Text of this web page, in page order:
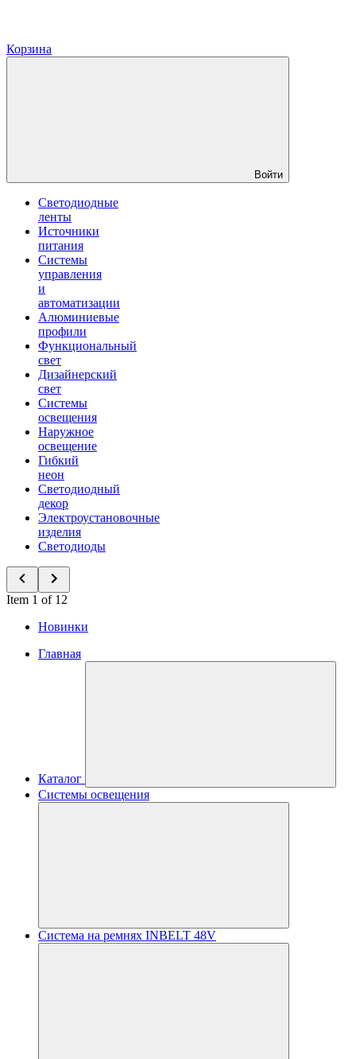
Корзина
Войти
Светодиодные
ленты
Источники
питания
Системы
управления
и
автоматизации
Алюминиевые
профили
Функциональный
свет
Дизайнерский
свет
Системы
освещения
Наружное
освещение
Гибкий
неон
Светодиодный
декор
Электроустановочные
изделия
Светодиоды
Item 1 of 12
Новинки
Главная
Каталог
Системы освещения
Система на ремнях INBELT 48V